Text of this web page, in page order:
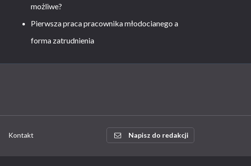
możliwe?
Pierwsza praca pracownika młodocianego a
forma zatrudnienia
Kontakt Napisz do redakcji